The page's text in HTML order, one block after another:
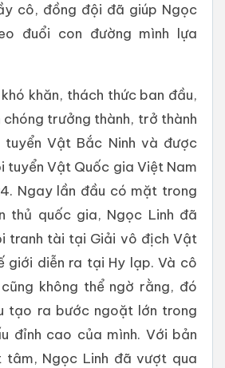
cô, đồng đội đã giúp Ngọc
đuổi con đường mình lựa
khăn, thách thức ban đầu,
chóng trưởng thành, trở thành
Vật Bắc Ninh và được
tuyển Vật Quốc gia Việt Nam
Ngay lần đầu có mặt trong
thủ quốc gia, Ngọc Linh đã
tranh tài tại Giải vô địch Vật
giới diễn ra tại Hy lạp. Và cô
không thể ngờ rằng, đó
tạo ra bước ngoặt lớn trong
đỉnh cao của mình. Với bản
tâm, Ngọc Linh đã vượt qua